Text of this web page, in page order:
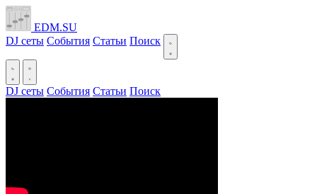
EDM.SU
DJ сеты События Статьи Поиск
DJ сеты События Статьи Поиск